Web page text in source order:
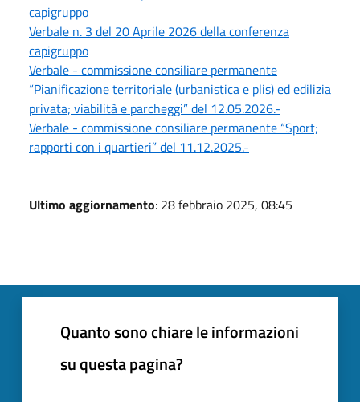
capigruppo
Verbale n. 3 del 20 Aprile 2026 della conferenza
capigruppo
Verbale - commissione consiliare permanente
“Pianificazione territoriale (urbanistica e plis) ed edilizia
privata; viabilità e parcheggi” del 12.05.2026.-
Verbale - commissione consiliare permanente “Sport;
rapporti con i quartieri” del 11.12.2025.-
Ultimo aggiornamento: 28 febbraio 2025, 08:45
Quanto sono chiare le informazioni
su questa pagina?